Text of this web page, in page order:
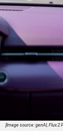
[Image source: genAI, Flux.2